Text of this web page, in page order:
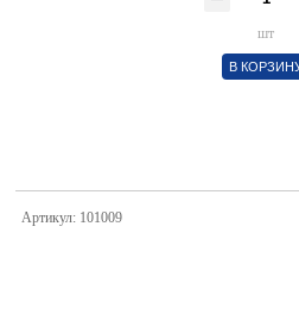
шт
В
Артикул: 101009